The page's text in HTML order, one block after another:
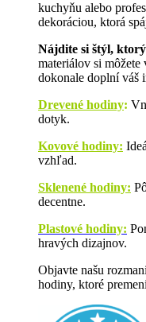
kuchyňu alebo
dekoráciou, ktorá
Nájdite si štýl,
materiálov si
dokonale doplní váš
Drevené hodiny:
dotyk.
Kovové hodiny:
vzhľad.
Sklenené hodiny:
decentne.
Plastové hodiny:
hravých dizajnov.
Objavte našu
hodiny, ktoré